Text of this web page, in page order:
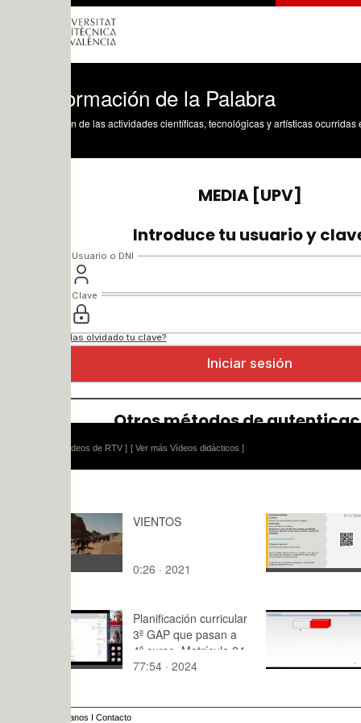
de la Palabra
de las actividades científicas, tecnológicas y artísticas ocurridas en los tres
[ Ver más Vídeos didácticos ]
VIENTOS
0:26 · 2021
SET 2a.-
triángulos
7:48 · 2020
Planificación curricular
3º GAP que pasan a
4º curso_Matrícula 24-
25
77:54 · 2024
Elec-4-
S10-S12-
1:28 · 2019